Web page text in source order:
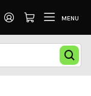
MENU